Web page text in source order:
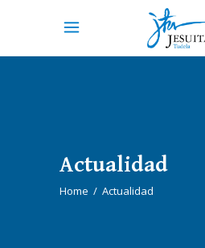
Actualidad
Home / Actualidad